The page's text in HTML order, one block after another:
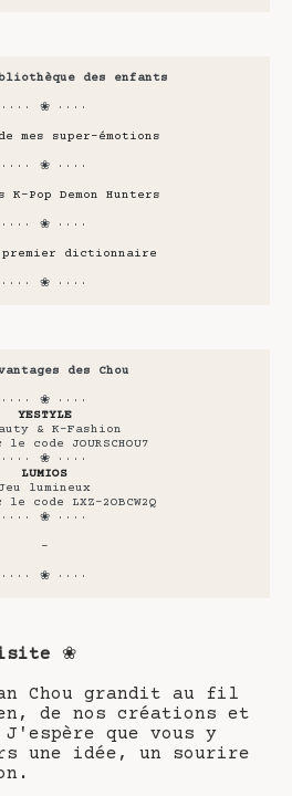
des enfants
···· ❀ ····
mes super-émotions
···· ❀ ····
K-Pop Demon Hunters
···· ❀ ····
premier dictionnaire
···· ❀ ····
des Chou
···· ❀ ····
YESTYLE
& K-Fashion
le code JOURSCHOU7
···· ❀ ····
LUMIOS
Jeu lumineux
le code LXZ-2OBCW2Q
···· ❀ ····
-
···· ❀ ····
❀
Chou grandit au fil
de nos créations et
que vous y
une idée, un sourire